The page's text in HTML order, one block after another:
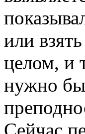
или
целом, и
нужно
Сейчас